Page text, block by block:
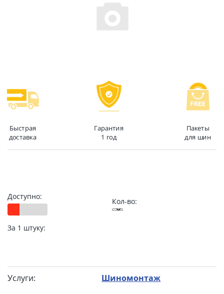
Быстрая
доставка
Гарантия
1 год
Пакеты
для шин
Доступно:
Кол-во:
За 1 штуку:
Услуги: Шиномонтаж